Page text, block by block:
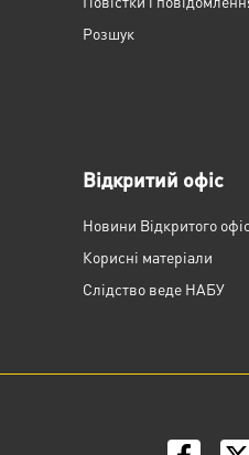
Розшук
Відкритий офіс
Новини Відкритого
Корисні матеріали
Слідство веде НАБУ